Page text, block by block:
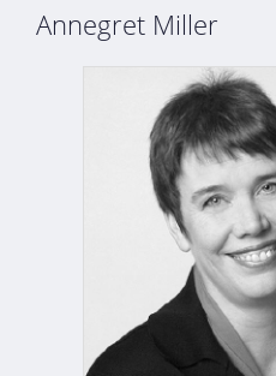
Annegret Miller